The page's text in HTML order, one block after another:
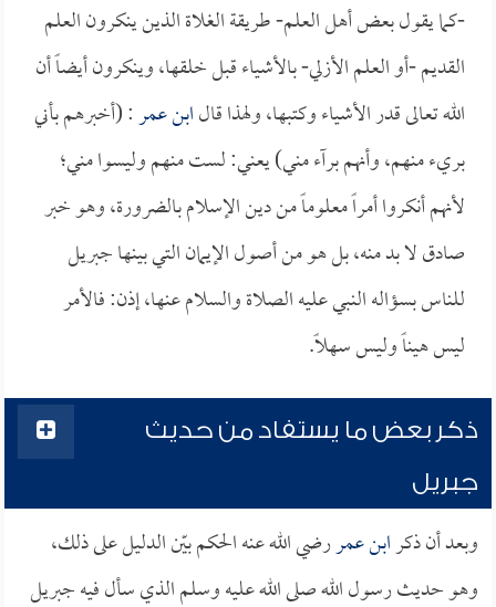
-كما يقول بعض أهل العلم- طريقة الغلاة الذين ينكرون العلم
القديم -أو العلم الأزلي- بالأشياء قبل خلقها، وينكرون أيضاً أن
الله تعالى قدر الأشياء وكتبها، ولهذا قالابن عمر: (أخبرهم بأني
بريء منهم، وأنهم برآء مني) يعني: لست منهم وليسوا مني؛
لأنهم أنكروا أمراً معلوماً من دين الإسلام بالضرورة، وهو خبر
صادق لا بد منه، بل هو من أصول الإيمان التي بينها جبريل
للناس بسؤاله النبي عليه الصلاة والسلام عنها، إذن: فالأمر
ليس هيناً وليس سهلاً.
ذكر بعض ما يستفاد من حديث
جبريل
وبعد أن ذكرابن عمررضي الله عنه الحكم بيّن الدليل على ذلك،
وهو حديث رسول الله صلى الله عليه وسلم الذي سأل فيه جبريل